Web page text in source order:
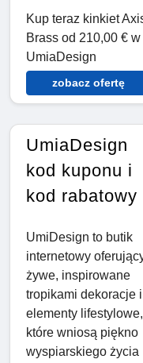
Kup teraz kinkiet
Brass od 210,00 € w
UmiaDesign
zobacz ofertę
UmiaDesign
kod kuponu i
kod rabatowy
UmiDesign to butik
internetowy
żywe, inspirowane
tropikami dekoracje i
elementy lifestylowe,
które wniosą piękno
wyspiarskiego życia